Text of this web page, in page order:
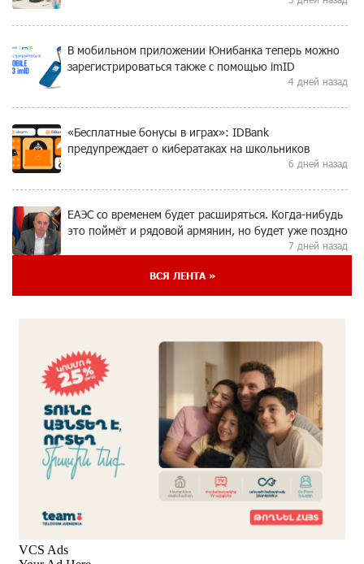
В мобильном приложении Юнибанка теперь можно
зарегистрироваться также с помощью imID
4 дней назад
«Бесплатные бонусы в играх»: IDBank
предупреждает о кибератаках на школьников
6 дней назад
ЕАЭС со временем будет расширяться. Когда-нибудь
это поймёт и рядовой армянин, но будет уже поздно
7 дней назад
Если Израиль использует тему Геноцида армян
7 дней назад
ВТБ (Армения): вклад «Стабильный» — до 10%
годовых и оформление в мобильном приложении
7 дней назад
Платформа Rate.Trading на Seaside Startup Summit:
IDBank представил инновационное решение
Состоялось открытие Khachaturian Rooftop при
ВСЯ ЛЕНТА »